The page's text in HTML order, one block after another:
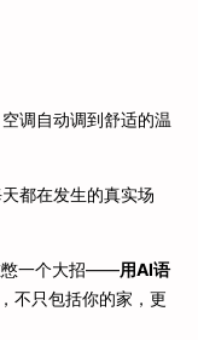
调自动调到舒适的温
都在发生的真实场
憋一个大招——用AI语
不只包括你的家，更